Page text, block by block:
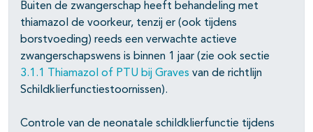
Buiten de zwangerschap heeft behandeling met
thiamazol de voorkeur, tenzij er (ook tijdens
borstvoeding) reeds een verwachte actieve
zwangerschapswens is binnen 1 jaar (zie ook sectie
3.1.1 Thiamazol of PTU bij Graves van de richtlijn
Schildklierfunctiestoornissen).
Controle van de neonatale schildklierfunctie tijdens